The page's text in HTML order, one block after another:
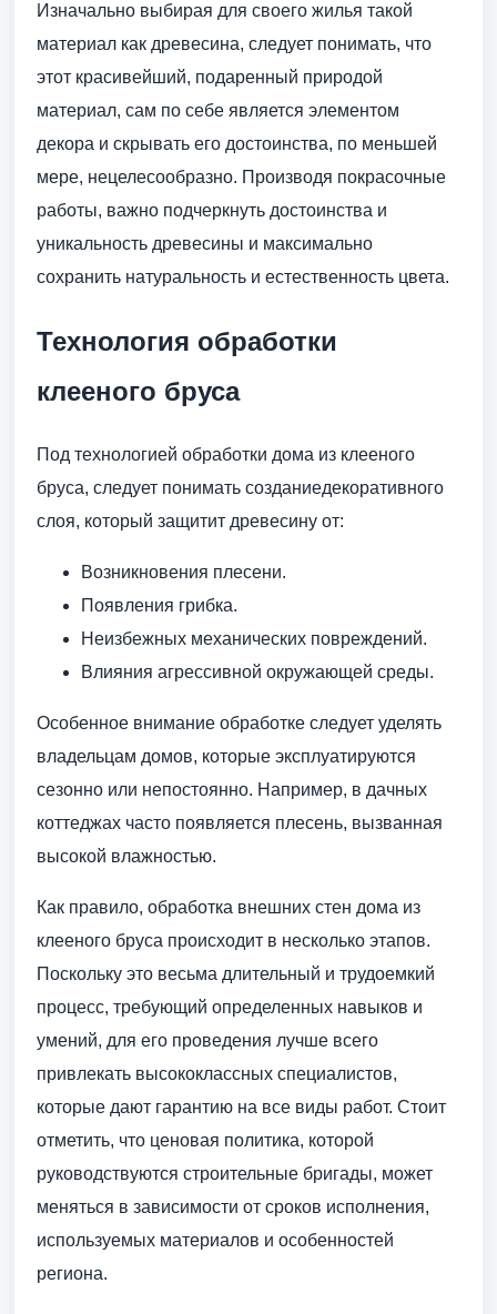
Изначально выбирая для своего жилья такой
материал как древесина, следует понимать, что
этот красивейший, подаренный природой
материал, сам по себе является элементом
декора и скрывать его достоинства, по меньшей
мере, нецелесообразно. Производя покрасочные
работы, важно подчеркнуть достоинства и
уникальность древесины и максимально
сохранить натуральность и естественность цвета.
Технология обработки
клееного бруса
Под технологией обработки дома из клееного
бруса, следует понимать созданиедекоративного
слоя, который защитит древесину от:
Возникновения плесени.
Появления грибка.
Неизбежных механических повреждений.
Влияния агрессивной окружающей среды.
Особенное внимание обработке следует уделять
владельцам домов, которые эксплуатируются
сезонно или непостоянно. Например, в дачных
коттеджах часто появляется плесень, вызванная
высокой влажностью.
Как правило, обработка внешних стен дома из
клееного бруса происходит в несколько этапов.
Поскольку это весьма длительный и трудоемкий
процесс, требующий определенных навыков и
умений, для его проведения лучше всего
привлекать высококлассных специалистов,
которые дают гарантию на все виды работ. Стоит
отметить, что ценовая политика, которой
руководствуются строительные бригады, может
меняться в зависимости от сроков исполнения,
используемых материалов и особенностей
региона.